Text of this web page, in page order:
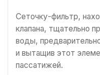
Сеточку-фильтр,
клапана, тщательно
воды,
и вытащив этот
пассатижей.